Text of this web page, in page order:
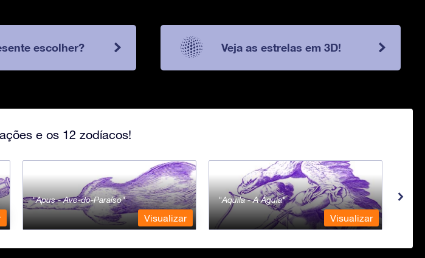
escolher? Veja as estrelas em 3D!
e os 12 zodíacos!
Apus - Ave-do-Paraíso
Visualizar
Aquila - A Águia
Visualizar